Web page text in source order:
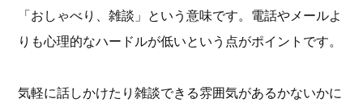
「おしゃべり、雑談」という意味です。電話やメールよ
りも心理的なハードルが低いという点がポイントです。
気軽に話しかけたり雑談できる雰囲気があるかないかに